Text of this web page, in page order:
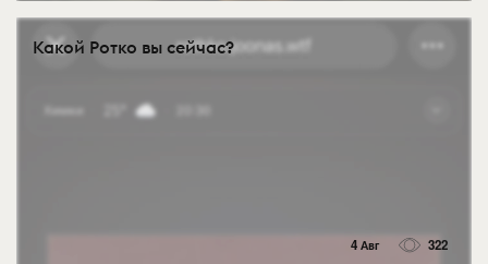
Какой Ротко вы сейчас?
4 Авг 322